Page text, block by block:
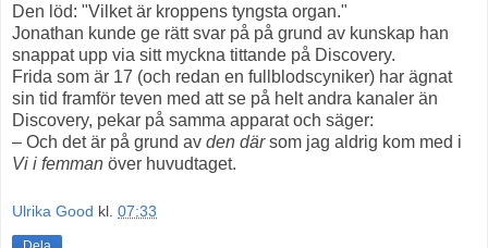
Den löd: "Vilket är kroppens tyngsta organ."
Jonathan kunde ge rätt svar på på grund av kunskap han
snappat upp via sitt myckna tittande på Discovery.
Frida som är 17 (och redan en fullblodscyniker) har ägnat
sin tid framför teven med att se på helt andra kanaler än
Discovery, pekar på samma apparat och säger:
– Och det är på grund av den därsom jag aldrig kom med i
Vi i femman över huvudtaget.
Ulrika Good kl. 07:33